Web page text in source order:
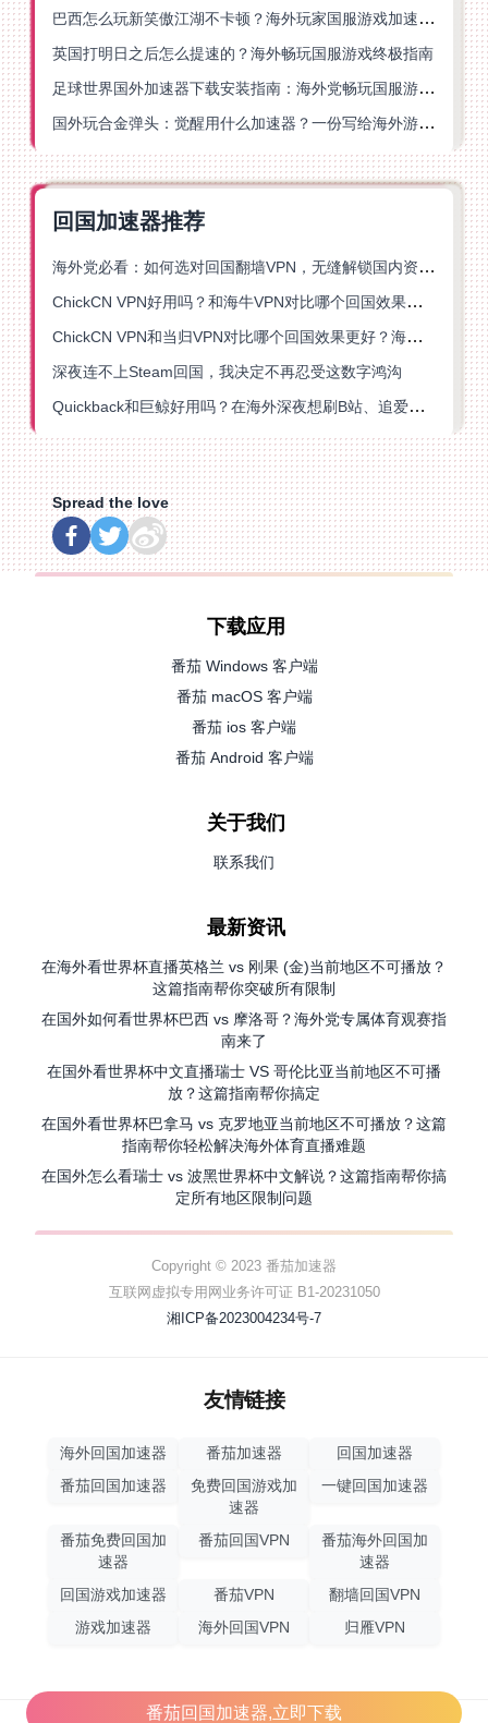
巴西怎么玩新笑傲江湖不卡顿？海外玩家国服游戏加速终极指南（附猫和老鼠一梦江湖实测）
英国打明日之后怎么提速的？海外畅玩国服游戏终极指南
足球世界国外加速器下载安装指南：海外党畅玩国服游戏的终极解决方案
国外玩合金弹头：觉醒用什么加速器？一份写给海外游子的畅玩指南
回国加速器推荐
海外党必看：如何选对回国翻墙VPN，无缝解锁国内资源？
ChickCN VPN好用吗？和海牛VPN对比哪个回国效果更好？
ChickCN VPN和当归VPN对比哪个回国效果更好？海外党亲测后选了它
深夜连不上Steam回国，我决定不再忍受这数字鸿沟
Quickback和巨鲸好用吗？在海外深夜想刷B站、追爱奇艺的你，或许正需要这份答案
Spread the love
下载应用
番茄 Windows 客户端
番茄 macOS 客户端
番茄 ios 客户端
番茄 Android 客户端
关于我们
联系我们
最新资讯
在海外看世界杯直播英格兰 vs 刚果 (金)当前地区不可播放？
这篇指南帮你突破所有限制
在国外如何看世界杯巴西 vs 摩洛哥？海外党专属体育观赛指
南来了
在国外看世界杯中文直播瑞士 VS 哥伦比亚当前地区不可播
放？这篇指南帮你搞定
在国外看世界杯巴拿马 vs 克罗地亚当前地区不可播放？这篇
指南帮你轻松解决海外体育直播难题
在国外怎么看瑞士 vs 波黑世界杯中文解说？这篇指南帮你搞
定所有地区限制问题
Copyright © 2023 番茄加速器
互联网虚拟专用网业务许可证 B1-20231050
湘ICP备2023004234号-7
友情链接
海外回国加速器 番茄加速器
回国加速器
番茄回国加速器
免费回国游戏加
速器
一键回国加速器
番茄免费回国加
速器
番茄回国VPN
番茄海外回国加
速器
回国游戏加速器
番茄VPN
翻墙回国VPN
游戏加速器
海外回国VPN 归雁VPN
番茄回国加速器,立即下载